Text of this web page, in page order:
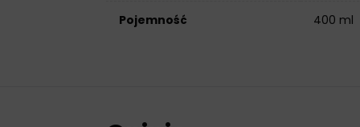
Pojemność 400 ml